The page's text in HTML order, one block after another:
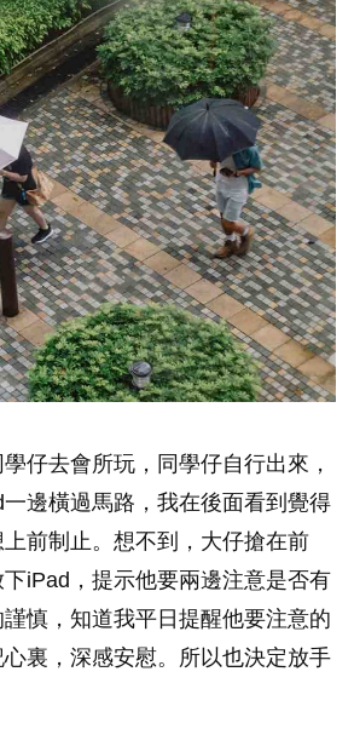
仔去會所玩，同學仔自行出來，
邊橫過馬路，我在後面看到覺得
前制止。想不到，大仔搶在前
iPad，提示他要兩邊注意是否有
慎，知道我平日提醒他要注意的
裏，深感安慰。所以也決定放手